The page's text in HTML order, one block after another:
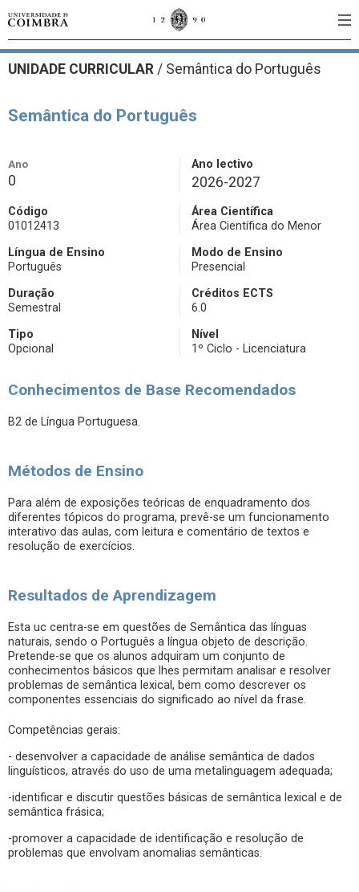
UNIDADE CURRICULAR / Semântica do Português
Semântica do Português
Ano
0
Ano lectivo
2026-2027
Código
01012413
Área Científica
Área Científica do Menor
Língua de Ensino
Português
Modo de Ensino
Presencial
Duração
Semestral
Créditos ECTS
6.0
Tipo
Opcional
Nível
1º Ciclo - Licenciatura
Conhecimentos de Base Recomendados
B2 de Língua Portuguesa.
Métodos de Ensino
Para além de exposições teóricas de enquadramento dos
diferentes tópicos do programa, prevê-se um funcionamento
interativo das aulas, com leitura e comentário de textos e
resolução de exercícios.
Resultados de Aprendizagem
Esta uc centra-se em questões de Semântica das línguas
naturais, sendo o Português a língua objeto de descrição.
Pretende-se que os alunos adquiram um conjunto de
conhecimentos básicos que lhes permitam analisar e resolver
problemas de semântica lexical, bem como descrever os
componentes essenciais do significado ao nível da frase.
Competências gerais:
- desenvolver a capacidade de análise semântica de dados
linguísticos, através do uso de uma metalinguagem adequada;
-identificar e discutir questões básicas de semântica lexical e de
semântica frásica;
-promover a capacidade de identificação e resolução de
problemas que envolvam anomalias semânticas.